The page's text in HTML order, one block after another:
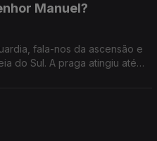
Manuel?
fala-nos da ascensão e
do Sul. A praga atingiu até